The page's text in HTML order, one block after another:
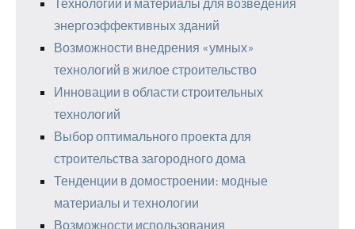
энергоэффективных зданий
Возможности внедрения «умных»
технологий в жилое строительство
Инновации в области строительных
технологий
Выбор оптимального проекта для
строительства загородного дома
Тенденции в домостроении: модные
материалы и технологии
Возможности использования